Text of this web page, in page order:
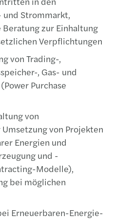
und Strommarkt,
zur Einhaltung
Verpflichtungen
von Trading-,
, Gas- und
Purchase
von
von Projekten
Energien und
und -
Modelle),
bei möglichen
Erneuerbaren-Energie-